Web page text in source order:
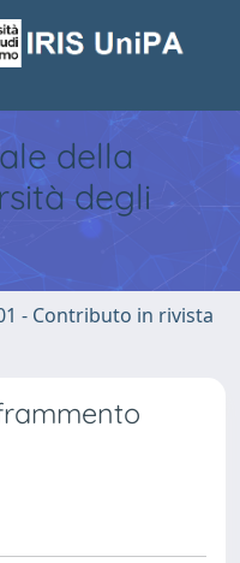
della
degli
- Contributo in rivista